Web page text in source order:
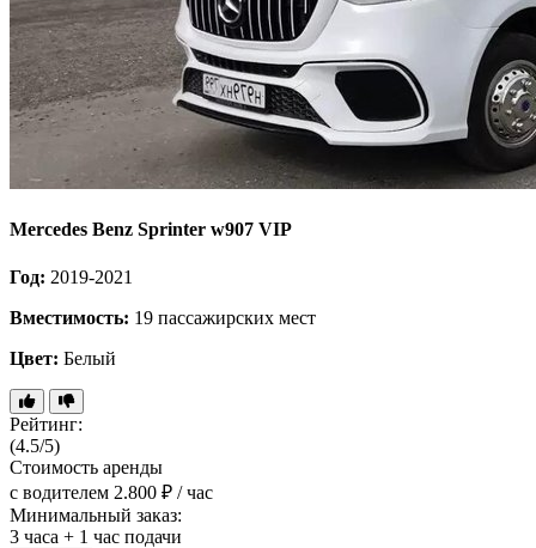
Mercedes Benz Sprinter w907 VIP
Год: 2019-2021
Вместимость: 19 пассажирских мест
Цвет: Белый
Рейтинг:
(4.5/5)
Стоимость аренды
с водителем 2.800 ₽ / час
Минимальный заказ:
3 часа + 1 час подачи